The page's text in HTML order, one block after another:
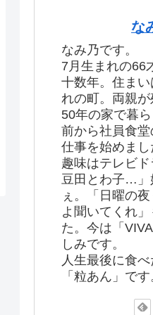
な
なみ乃です。
7月生まれの66
十数年。住ま
れの町。両親
50年の家で暮
前から社員食
仕事を始めまし
趣味はテレビ
豆田とわ子…」
ぇ。「日曜の
よ聞いてくれ
た。今は「
しみです。
人生最後に食
「粒あん」です